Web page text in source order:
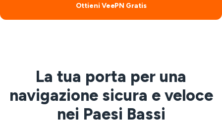
Ottieni VeePN Gratis
La tua porta per una
navigazione sicura e veloce
nei Paesi Bassi